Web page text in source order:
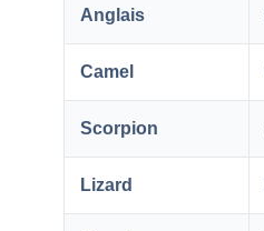
Anglais
Camel
Scorpion
Lizard